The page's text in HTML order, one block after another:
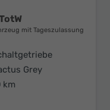
mit Tageszulassung
Grey
km